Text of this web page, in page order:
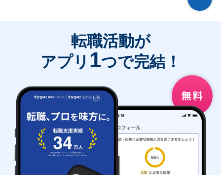
転職活動が
アプリ 1つで完結！